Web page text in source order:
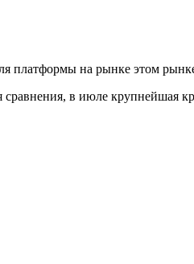
платформы на рынке этом
в июле крупнейшая